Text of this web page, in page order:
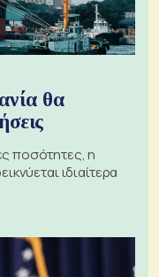
θα
ποσότητες, η
ιδιαίτερα